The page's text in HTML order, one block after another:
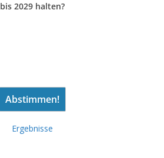
bis 2029 halten?
Ergebnisse